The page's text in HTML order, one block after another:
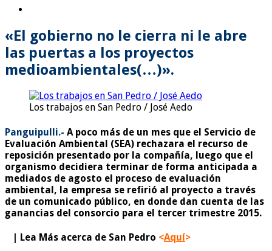
«El gobierno no le cierra ni le abre
las puertas a los proyectos
medioambientales(…)».
Los trabajos en San Pedro / José Aedo
Panguipulli.- A poco más de un mes que el Servicio de
Evaluación Ambiental (SEA) rechazara el recurso de
reposición presentado por la compañía, luego que el
organismo decidiera terminar de forma anticipada a
mediados de agosto el proceso de evaluación
ambiental, la empresa se refirió al proyecto a través
de un comunicado público, en donde dan cuenta de las
ganancias del consorcio para el tercer trimestre 2015.
| Lea Más acerca de San Pedro <Aquí>